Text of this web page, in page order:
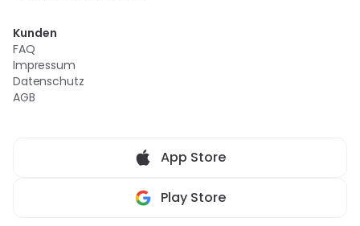
Kunden
FAQ
Impressum
Datenschutz
AGB
App Store
Play Store